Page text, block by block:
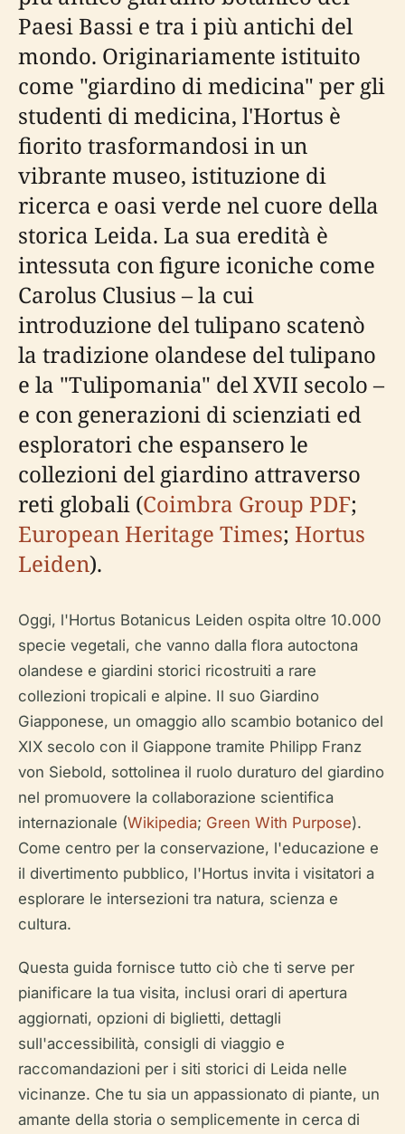
Paesi Bassi e tra i più antichi del
mondo. Originariamente istituito
come "giardino di medicina" per gli
studenti di medicina, l'Hortus è
fiorito trasformandosi in un
vibrante museo, istituzione di
ricerca e oasi verde nel cuore della
storica Leida. La sua eredità è
intessuta con figure iconiche come
Carolus Clusius – la cui
introduzione del tulipano scatenò
la tradizione olandese del tulipano
e la "Tulipomania" del XVII secolo –
e con generazioni di scienziati ed
esploratori che espansero le
collezioni del giardino attraverso
reti globali (Coimbra Group PDF;
European Heritage Times; Hortus
Leiden).
Oggi, l'Hortus Botanicus Leiden ospita oltre 10.000
specie vegetali, che vanno dalla flora autoctona
olandese e giardini storici ricostruiti a rare
collezioni tropicali e alpine. Il suo Giardino
Giapponese, un omaggio allo scambio botanico del
XIX secolo con il Giappone tramite Philipp Franz
von Siebold, sottolinea il ruolo duraturo del giardino
nel promuovere la collaborazione scientifica
internazionale (Wikipedia; Green With Purpose).
Come centro per la conservazione, l'educazione e
il divertimento pubblico, l'Hortus invita i visitatori a
esplorare le intersezioni tra natura, scienza e
cultura.
Questa guida fornisce tutto ciò che ti serve per
pianificare la tua visita, inclusi orari di apertura
aggiornati, opzioni di biglietti, dettagli
sull'accessibilità, consigli di viaggio e
raccomandazioni per i siti storici di Leida nelle
vicinanze. Che tu sia un appassionato di piante, un
amante della storia o semplicemente in cerca di